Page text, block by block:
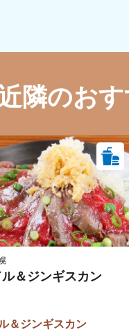
隣のお
＆ジンギスカン
＆ジンギスカン